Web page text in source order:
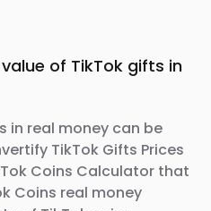
of TikTok gifts in
in real money can be
TikTok Gifts Prices
Coins Calculator that
Coins real money